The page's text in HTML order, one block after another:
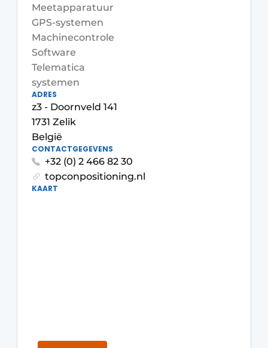
Privacy / Cookie statement
Vacature aanmelden
Vacatures
Video’s
Meetapparatuur
GPS-systemen
Machinecontrole
Software
Telematica
systemen
ADRES
z3 - Doornveld 141
1731 Zelik
België
CONTACTGEGEVENS
+32 (0) 2 466 82 30
topconpositioning.nl
KAART